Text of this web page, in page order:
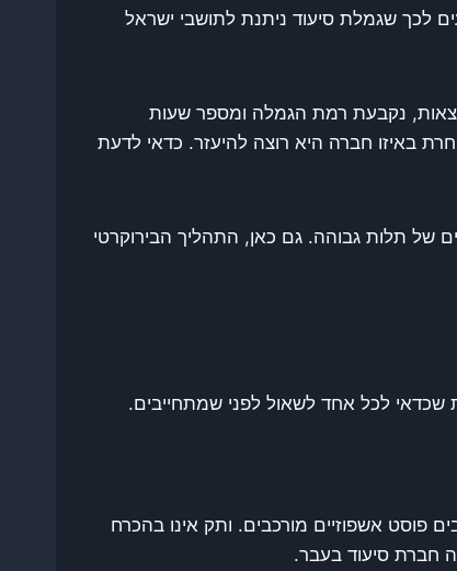
לכך שגמלת סיעוד ניתנת לתושבי ישראל
נקבעת רמת הגמלה ומספר שעות
באיזו חברה היא רוצה להיעזר. כדאי לדעת
של תלות גבוהה. גם כאן, התהליך הבירוקרטי
לכל אחד לשאול לפני שמתחייבים.
פוסט אשפוזיים מורכבים. ותק אינו בהכרח
חברת סיעוד בעבר.